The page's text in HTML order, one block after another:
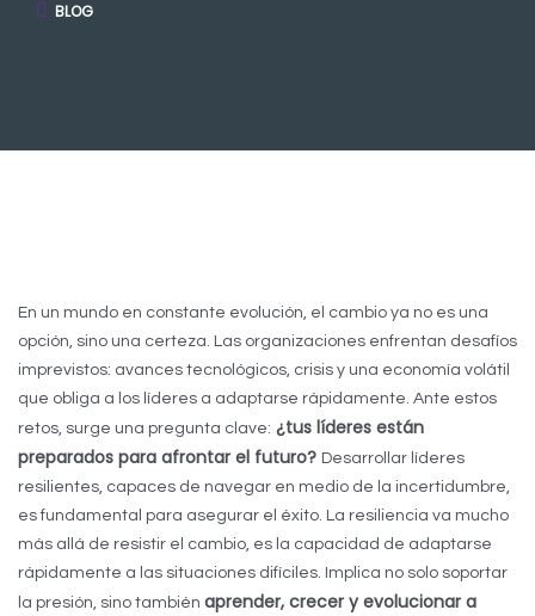
BLOG
En un mundo en constante evolución, el cambio ya no es una
opción, sino una certeza. Las organizaciones enfrentan desafíos
imprevistos: avances tecnológicos, crisis y una economía volátil
que obliga a los líderes a adaptarse rápidamente. Ante estos
retos, surge una pregunta clave: ¿tus líderes están
preparados para afrontar el futuro? Desarrollar líderes
resilientes, capaces de navegar en medio de la incertidumbre,
es fundamental para asegurar el éxito. La resiliencia va mucho
más allá de resistir el cambio, es la capacidad de adaptarse
rápidamente a las situaciones difíciles. Implica no solo soportar
la presión, sino también aprender, crecer y evolucionar a